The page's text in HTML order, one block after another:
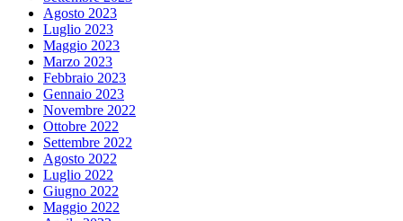
Agosto 2023
Luglio 2023
Maggio 2023
Marzo 2023
Febbraio 2023
Gennaio 2023
Novembre 2022
Ottobre 2022
Settembre 2022
Agosto 2022
Luglio 2022
Giugno 2022
Maggio 2022